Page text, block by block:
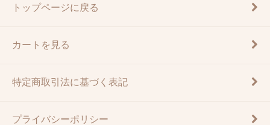
トップページに戻る
カートを見る
特定商取引法に基づく表記
プライバシーポリシー